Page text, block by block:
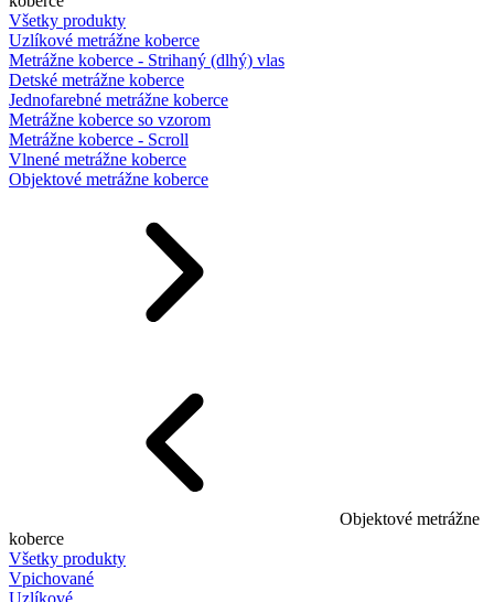
Všetky produkty
Uzlíkové metrážne koberce
Metrážne koberce - Strihaný (dlhý) vlas
Detské metrážne koberce
Jednofarebné metrážne koberce
Metrážne koberce so vzorom
Metrážne koberce - Scroll
Vlnené metrážne koberce
Objektové metrážne koberce
Objektové metrážne
koberce
Všetky produkty
Vpichované
Uzlíkové